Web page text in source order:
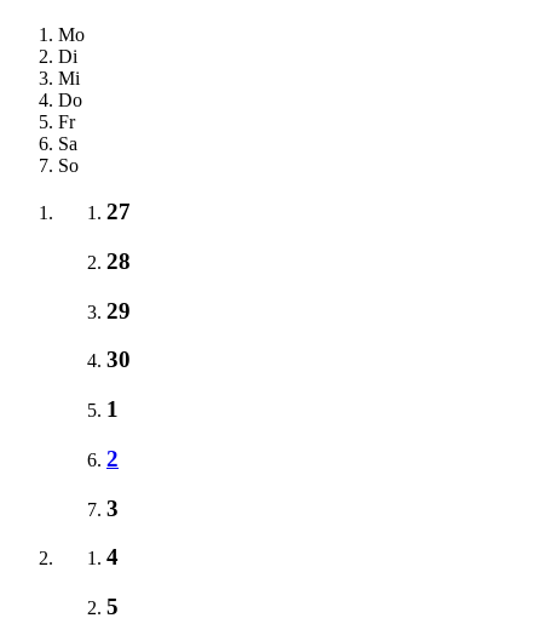
Mo
Di
Mi
Do
Fr
Sa
So
27
28
29
30
1
2
3
4
5